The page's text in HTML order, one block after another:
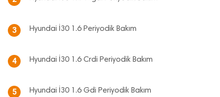
3 Hyundai İ30 1.6 Periyodik Bakım
4 Hyundai İ30 1.6 Crdi Periyodik Bakım
5 Hyundai İ30 1.6 Gdi Periyodik Bakım